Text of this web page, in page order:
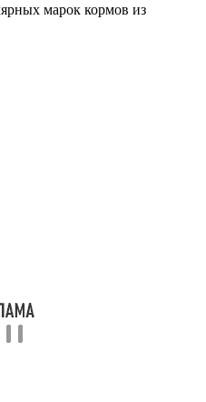
марок кормов из